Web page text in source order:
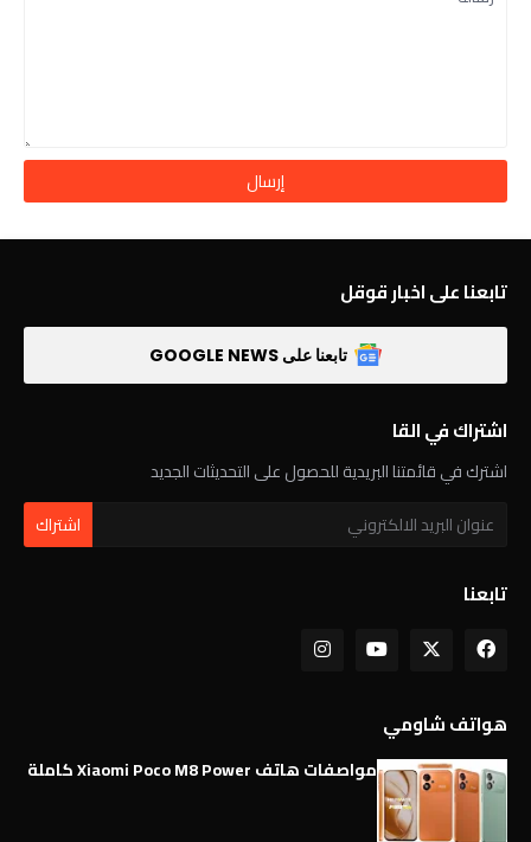
تابعنا على اخبار قوقل
تابعنا على GOOGLE NEWS
اشتراك في القا
اشترك في قائمتنا البريدية للحصول على التحديثات الجديد
تابعنا
هواتف شاومي
مواصفات هاتف Xiaomi Poco M8 Power كاملة